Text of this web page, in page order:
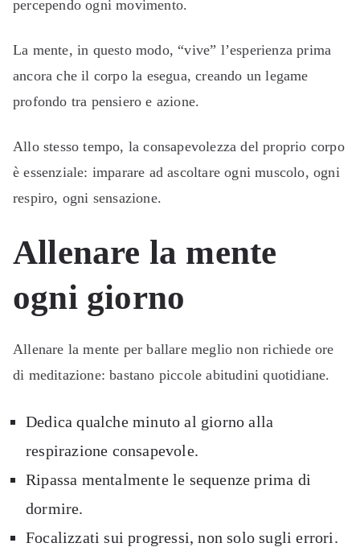
percependo ogni movimento.
La mente, in questo modo, “vive” l’esperienza prima
ancora che il corpo la esegua, creando un legame
profondo tra pensiero e azione.
Allo stesso tempo, la consapevolezza del proprio corpo
è essenziale: imparare ad ascoltare ogni muscolo, ogni
respiro, ogni sensazione.
Allenare la mente
ogni giorno
Allenare la mente per ballare meglio non richiede ore
di meditazione: bastano piccole abitudini quotidiane.
Dedica qualche minuto al giorno alla
respirazione consapevole.
Ripassa mentalmente le sequenze prima di
dormire.
Focalizzati sui progressi, non solo sugli errori.